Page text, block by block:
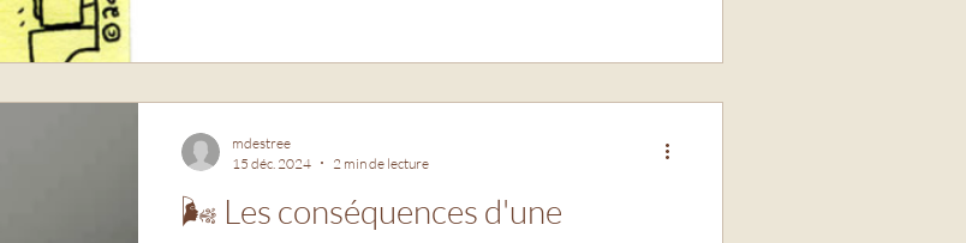
🌬️ Les conséquences d'une
mdestree
15 déc. 2024
2 min de lecture